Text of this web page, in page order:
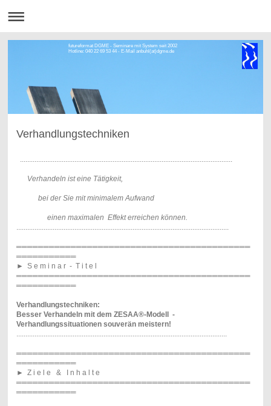
futureformat DGME - Seminare mit System seit 2002
Hotline: 040 22 69 53 44 - E-Mail anbuhl(at)dgme.de
Verhandlungstechniken
.....................................................................................................................
Verhandeln ist eine Tätigkeit,
bei der Sie mit minimalem Aufwand
einen maximalen Effekt erreichen können.
.....................................................................................................................
═══════════════════════════════════════════
═══════════
►
S e m i n a r - T i t e l
═══════════════════════════════════════════
═══════════
Verhandlungstechniken:
Besser Verhandeln mit dem ZESAA®-Modell -
Verhandlungssituationen souverän meistern!
....................................................................................................................
═══════════════════════════════════════════
═══════════
►
Z i e l e & I n h a l t e
═══════════════════════════════════════════
═══════════